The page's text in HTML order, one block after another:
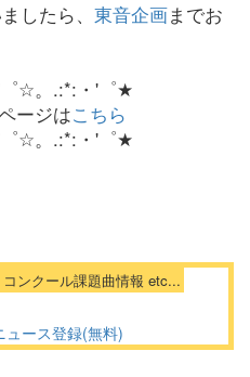
したら、 東音企画までお
☆。.:*:・'゜★
ージはこちら
☆。.:*:・'゜★
ンクール課題曲情報 etc...
ュース登録(無料)